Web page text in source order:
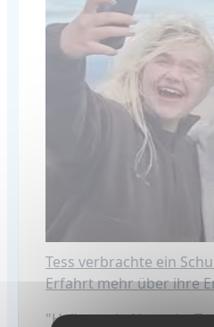
Tess verbrachte ein
Erfahrt mehr über ihre
"Hallo, mein Name ist